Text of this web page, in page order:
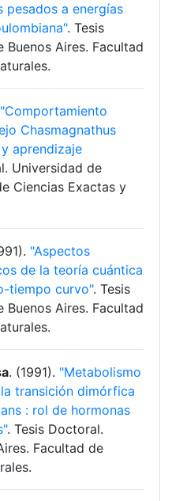
pesados a energías
. Tesis
Aires. Facultad
"Comportamiento
Chasmagnathus
aprendizaje
Universidad de
Ciencias Exactas y
"Aspectos
de la teoría cuántica
tiempo curvo". Tesis
Aires. Facultad
. (1991). "Metabolismo
transición dimórfica
: rol de hormonas
. Tesis Doctoral.
Facultad de